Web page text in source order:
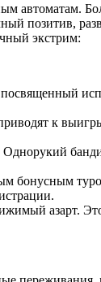
автоматам.
позитив,
экстрим:
к
бонусным
азарт.